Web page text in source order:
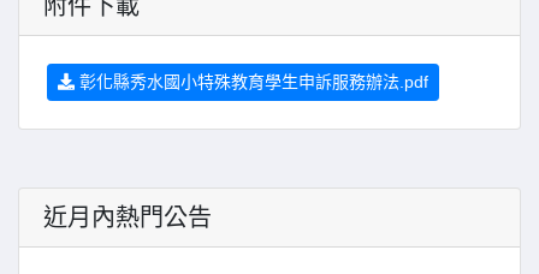
附件下載
彰化縣秀水國小特殊教育學生申訴服務辦法.pdf
近月內熱門公告